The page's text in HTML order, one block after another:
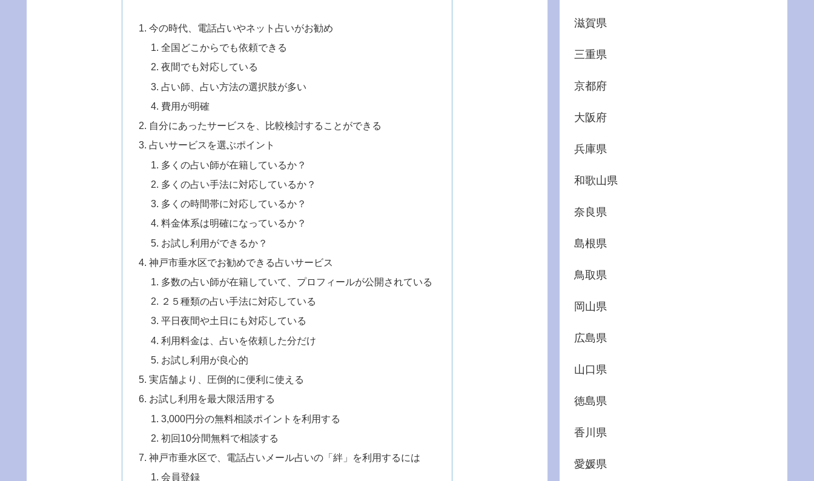
今の時代、電話占いやネット占いがお勧め
全国どこからでも依頼できる
夜間でも対応している
占い師、占い方法の選択肢が多い
費用が明確
自分にあったサービスを、比較検討することができる
占いサービスを選ぶポイント
多くの占い師が在籍しているか？
多くの占い手法に対応しているか？
多くの時間帯に対応しているか？
料金体系は明確になっているか？
お試し利用ができるか？
神戸市垂水区でお勧めできる占いサービス
多数の占い師が在籍していて、プロフィールが公開されている
２５種類の占い手法に対応している
平日夜間や土日にも対応している
利用料金は、占いを依頼した分だけ
お試し利用が良心的
実店舗より、圧倒的に便利に使える
お試し利用を最大限活用する
3,000円分の無料相談ポイントを利用する
初回10分間無料で相談する
神戸市垂水区で、電話占いメール占いの「絆」を利用するには
会員登録
滋賀県
三重県
京都府
大阪府
兵庫県
和歌山県
奈良県
島根県
鳥取県
岡山県
広島県
山口県
徳島県
香川県
愛媛県